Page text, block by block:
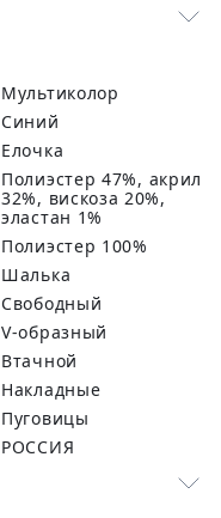
Мультиколор
синий
Елочка
полиэстер 47%, акрил
32%, вискоза 20%,
эластан 1%
Полиэстер 100%
Шалька
Свободный
V-образный
Втачной
Накладные
Пуговицы
РОССИЯ